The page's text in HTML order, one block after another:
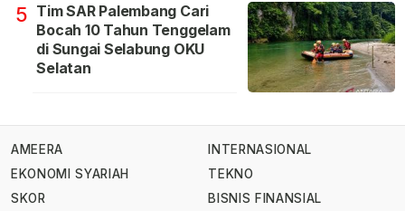
5 Tim SAR Palembang Cari
Bocah 10 Tahun Tenggelam
di Sungai Selabung OKU
Selatan
AMEERA
EKONOMI SYARIAH
SKOR
INTERNASIONAL
TEKNO
BISNIS FINANSIAL